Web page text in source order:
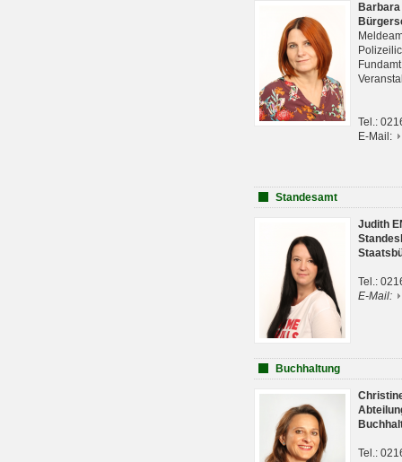
Tel.:
E-Mail:
Standesamt
Judith
Tel.:
E-Mail:
Buchhaltung
Tel.: